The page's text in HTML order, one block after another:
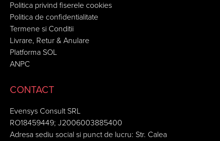
Politica privind fiserele cookies
Politica de confidentialitate
Termene si Conditii
Livrare, Retur & Anulare
Platforma SOL
ANPC
CONTACT
Evensys Consult SRL
RO18459449; J2006003885400
Adresa sediu social si punct de lucru: Str. Calea